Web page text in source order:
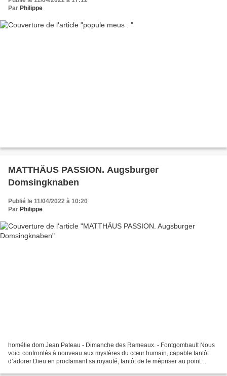
Par Philippe
MATTHÄUS PASSION. Augsburger
Domsingknaben
Publié le 11/04/2022 à 10:20
Par Philippe
homélie dom Jean Pateau - Dimanche des Rameaux. - Fontgombault Nous
voici confrontés à nouveau aux mystères du cœur humain, capable tantôt
d’adorer Dieu en proclamant sa royauté, tantôt de le mépriser au point